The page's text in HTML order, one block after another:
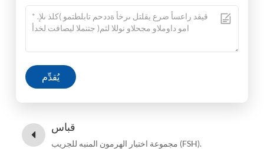
يُقدِّم
قباس
مجموعة اختبار الهرمون المنبه للجريب (FSH).